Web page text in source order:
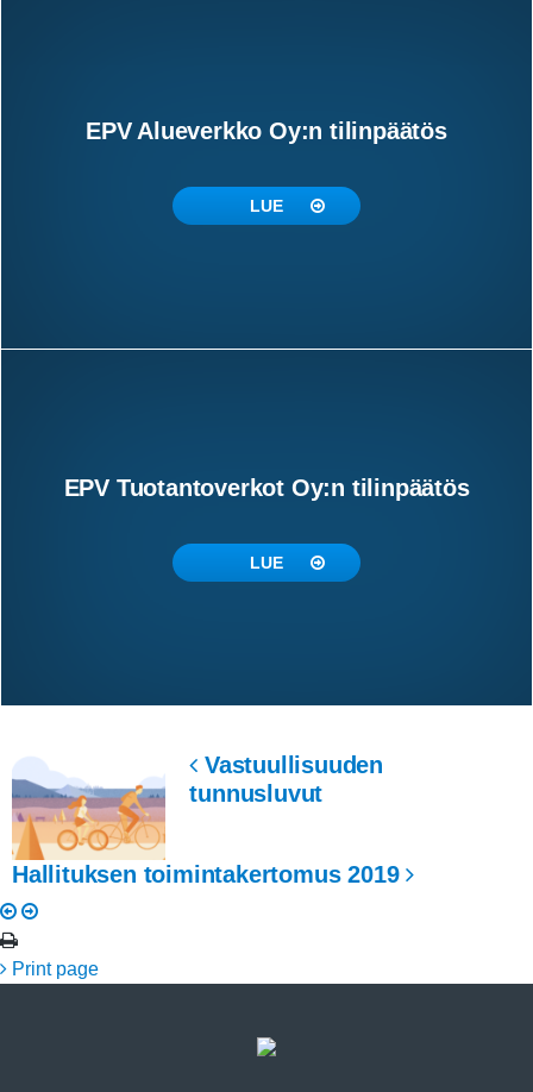
EPV Alueverkko Oy:n tilinpäätös
LUE
EPV Tuotantoverkot Oy:n tilinpäätös
LUE
Vastuullisuuden
tunnusluvut
Hallituksen toimintakertomus 2019
Print page